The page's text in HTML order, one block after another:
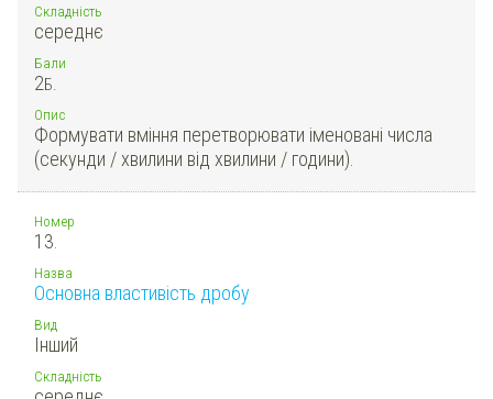
Складність
середнє
Бали
2Б.
Опис
Формувати вміння перетворювати іменовані числа
(секунди / хвилини від хвилини / години).
Номер
13.
Назва
Основна властивість дробу
Вид
Інший
Складність